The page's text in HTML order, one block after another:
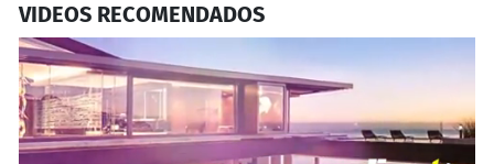
VIDEOS RECOMENDADOS